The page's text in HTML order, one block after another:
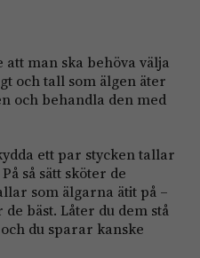
man ska behöva välja
och tall som älgen äter
och behandla den med
ett par stycken tallar
så sätt sköter de
som älgarna ätit på –
bäst. Låter du dem stå
du sparar kanske